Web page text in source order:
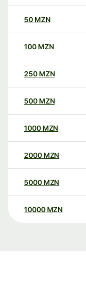
50 MZN
100 MZN
250 MZN
500 MZN
1000 MZN
2000 MZN
5000 MZN
10000 MZN